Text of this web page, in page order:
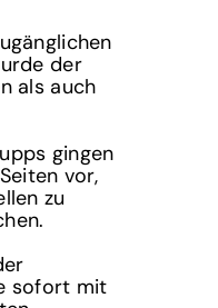
der
als auch
gingen
vor,
zu
sofort mit